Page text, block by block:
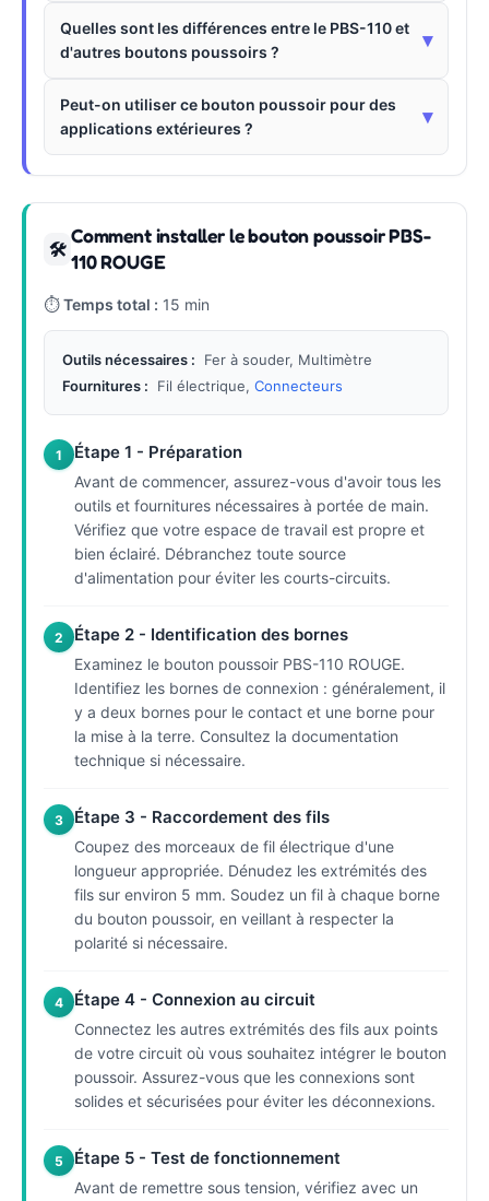
Quelles sont les différences entre le PBS-110 et
d'autres boutons poussoirs ?
▾
Peut-on utiliser ce bouton poussoir pour des
applications extérieures ?
▾
🛠
Comment installer le bouton poussoir PBS-
110 ROUGE
⏱Temps total : 15 min
Outils nécessaires :
Fer à souder, Multimètre
Fournitures :
Fil électrique, Connecteurs
1 Étape 1 - Préparation
Avant de commencer, assurez-vous d'avoir tous les
outils et fournitures nécessaires à portée de main.
Vérifiez que votre espace de travail est propre et
bien éclairé. Débranchez toute source
d'alimentation pour éviter les courts-circuits.
2 Étape 2 - Identification des bornes
Examinez le bouton poussoir PBS-110 ROUGE.
Identifiez les bornes de connexion : généralement, il
y a deux bornes pour le contact et une borne pour
la mise à la terre. Consultez la documentation
technique si nécessaire.
3 Étape 3 - Raccordement des fils
Coupez des morceaux de fil électrique d'une
longueur appropriée. Dénudez les extrémités des
fils sur environ 5 mm. Soudez un fil à chaque borne
du bouton poussoir, en veillant à respecter la
polarité si nécessaire.
4 Étape 4 - Connexion au circuit
Connectez les autres extrémités des fils aux points
de votre circuit où vous souhaitez intégrer le bouton
poussoir. Assurez-vous que les connexions sont
solides et sécurisées pour éviter les déconnexions.
5 Étape 5 - Test de fonctionnement
Avant de remettre sous tension, vérifiez avec un